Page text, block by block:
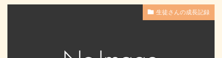
生徒さんの成長記録